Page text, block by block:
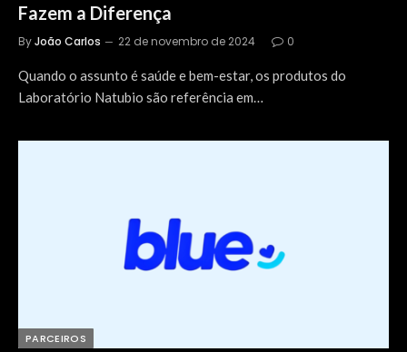
Fazem a Diferença
ByJoão Carlos 22 de novembro de 2024 0
Quando o assunto é saúde e bem-estar, os produtos do
Laboratório Natubio são referência em…
PARCEIROS